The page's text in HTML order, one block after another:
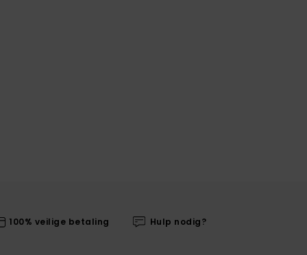
100% veilige betaling Hulp nodig?